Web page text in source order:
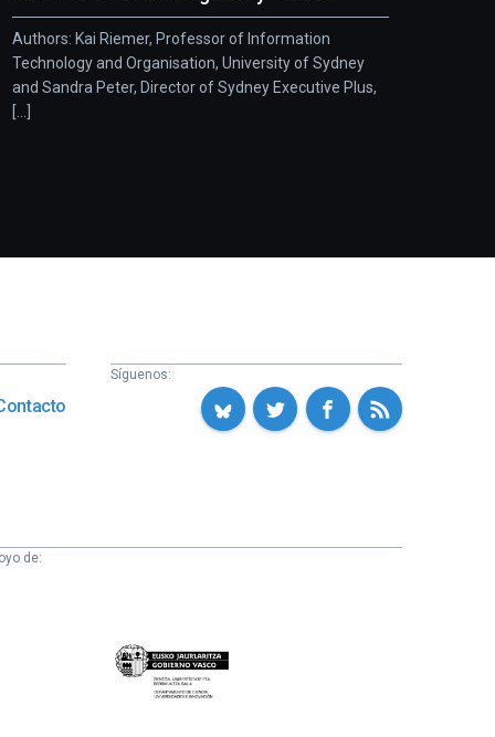
Authors: Kai Riemer, Professor of Information
Technology and Organisation, University of Sydney
and Sandra Peter, Director of Sydney Executive Plus,
[...]
Síguenos:
de:
Eusko
Jaurlaritza